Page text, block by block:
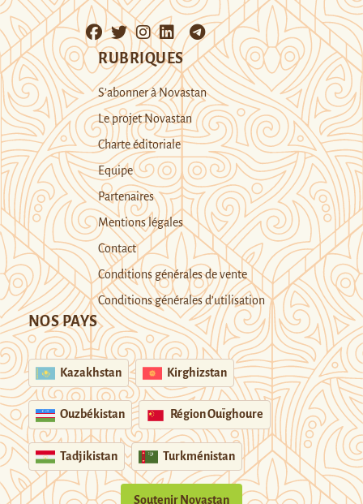
RUBRIQUES
S’abonner à Novastan
Le projet Novastan
Charte éditoriale
Equipe
Partenaires
Mentions légales
Contact
Conditions générales de vente
Conditions générales d’utilisation
NOS PAYS
Kazakhstan Kirghizstan
Ouzbékistan Région Ouïghoure
Tadjikistan Turkménistan
Soutenir Novastan